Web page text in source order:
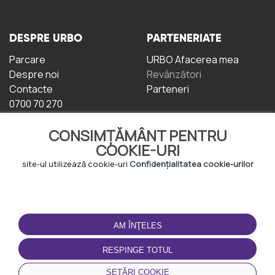
CONSIMȚĂMÂNT PENTRU
COOKIE-URI
site-ul utilizează cookie-uri Confidențialitatea cookie-urilor
AM ÎNŢELES
RESPINGE TOTUL
SETĂRI COOKIE
DESPRE URBO
Parcare
Despre noi
Contacte
0700 70 270
PARTENERIATE
URBO Afacerea mea
Revânzători
Parteneri
TERMENI DE UTILIZARE
Termeni și condiții
Politica de
Confidențialitate
Politica de cookie-uri
DESCĂRCAȚI
APLICAȚIA